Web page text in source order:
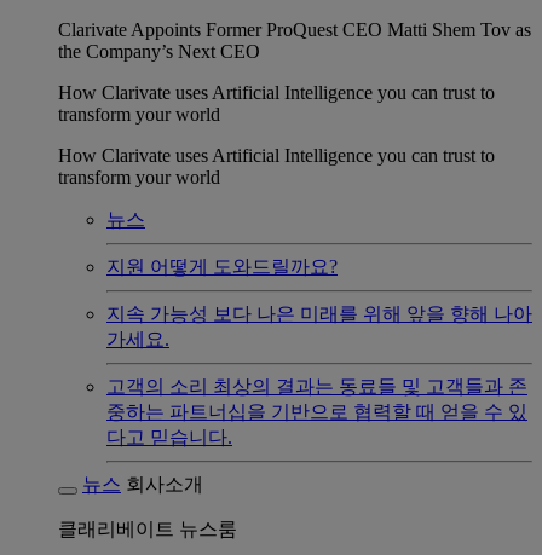
Clarivate Appoints Former ProQuest CEO Matti Shem Tov as
the Company’s Next CEO
How Clarivate uses Artificial Intelligence you can trust to
transform your world
How Clarivate uses Artificial Intelligence you can trust to
transform your world
뉴스
지원 어떻게 도와드릴까요?
지속 가능성 보다 나은 미래를 위해 앞을 향해 나아
가세요.
고객의 소리 최상의 결과는 동료들 및 고객들과 존
중하는 파트너십을 기반으로 협력할 때 얻을 수 있
다고 믿습니다.
뉴스 회사소개
클래리베이트 뉴스룸